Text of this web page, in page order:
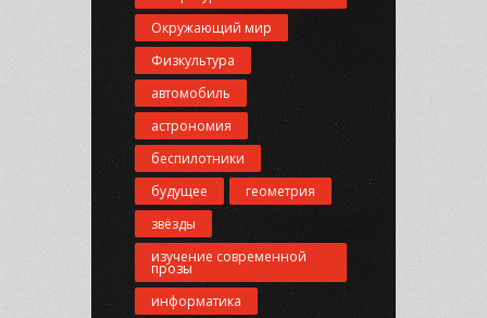
Окружающий мир
Физкультура
автомобиль
астрономия
беспилотники
будущее
геометрия
звёзды
изучение современной
прозы
информатика